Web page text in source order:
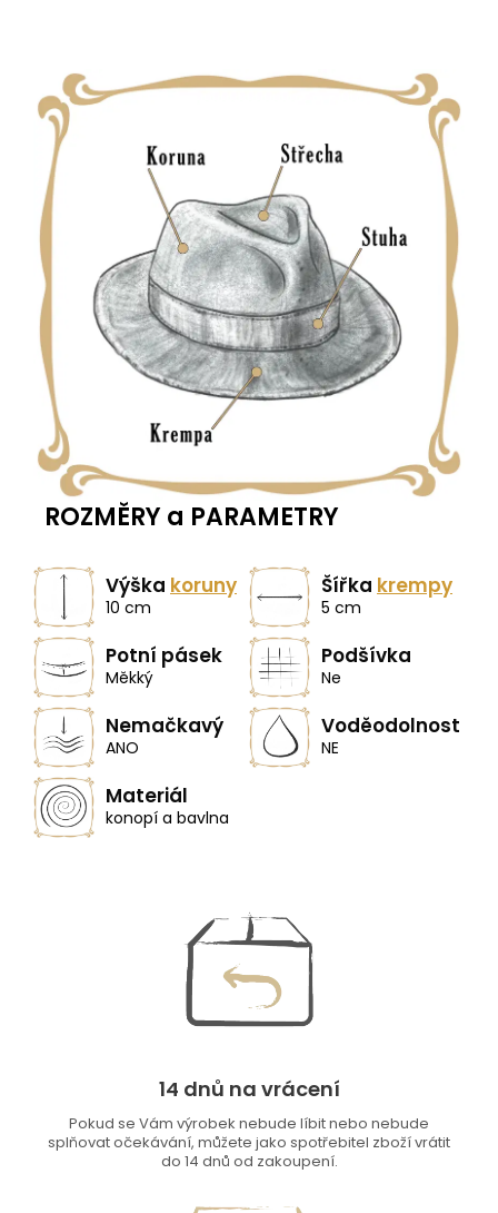
ROZMĚRY a PARAMETRY
Výška koruny
10 cm
Šířka krempy
5 cm
Potní pásek
Měkký
Podšívka
Ne
Nemačkavý
ANO
Voděodolnost
NE
Materiál
konopí a bavlna
14 dnů na vrácení
Pokud se Vám výrobek nebude líbit nebo nebude
splňovat očekávání, můžete jako spotřebitel zboží vrátit
do 14 dnů od zakoupení.